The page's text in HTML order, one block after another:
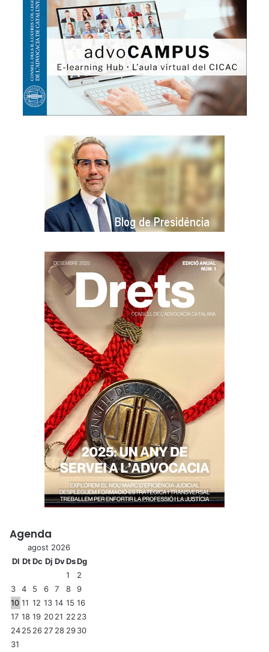
h
i
s
t
ò
r
i
c
s
Agenda
agost 2026
Dl DtDc Dj DvDsDg
1
2
3
4 5 6 7 8
9
10 11 12 13 14 15 16
17 18 19 2021 22 23
2425 26 27 28 2930
31